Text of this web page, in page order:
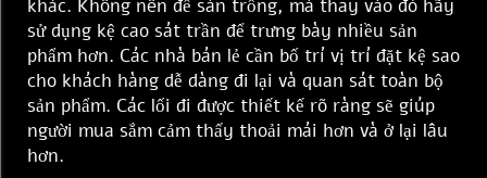
khác. Không nên để sàn trống, mà thay vào đó hãy
sử dụng kệ cao sát trần để trưng bày nhiều sản
phẩm hơn. Các nhà bán lẻ cần bố trí vị trí đặt kệ sao
cho khách hàng dễ dàng đi lại và quan sát toàn bộ
sản phẩm. Các lối đi được thiết kế rõ ràng sẽ giúp
người mua sắm cảm thấy thoải mái hơn và ở lại lâu
hơn.